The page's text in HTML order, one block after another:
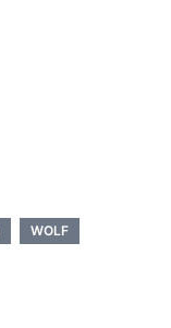
WOLF